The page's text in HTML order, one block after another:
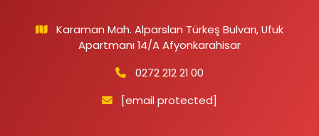
Karaman Mah. Alparslan Türkeş Bulvarı, Ufuk
Apartmanı 14/A Afyonkarahisar
0272 212 21 00
[email protected]